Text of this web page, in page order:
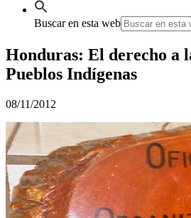
Buscar en esta web
Honduras: El derecho a
Pueblos Indígenas
08/11/2012